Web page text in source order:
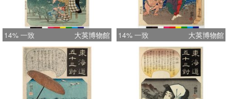
14% 一致 大英博物館 14% 一致 大英博物館